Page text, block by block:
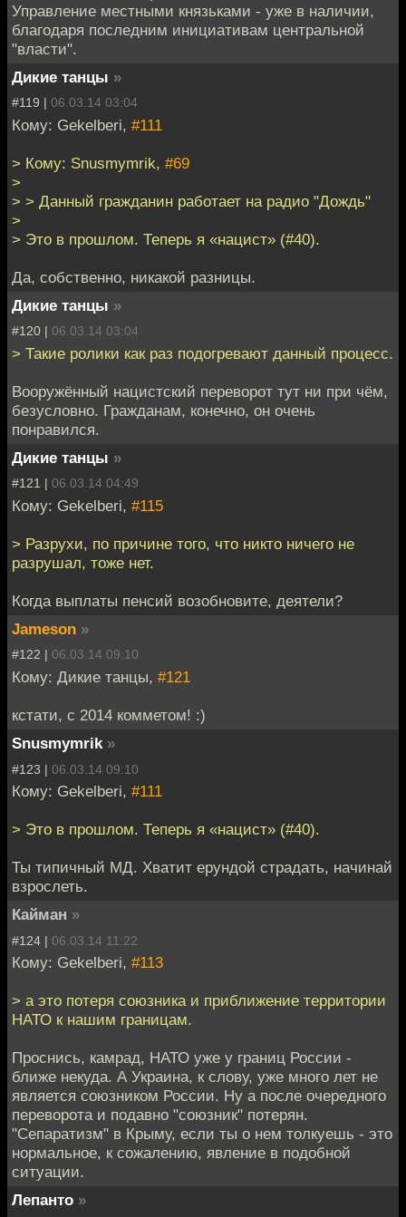
Управление местными князьками - уже в наличии,
благодаря последним инициативам центральной
"власти".
Дикие танцы »
#119 | 06.03.14 03:04
Кому: Gekelberi, #111
> Кому: Snusmymrik, #69
>
> > Данный гражданин работает на радио "Дождь"
>
> Это в прошлом. Теперь я «нацист» (#40).
Да, собственно, никакой разницы.
Дикие танцы »
#120 | 06.03.14 03:04
> Такие ролики как раз подогревают данный процесс.
Вооружённый нацистский переворот тут ни при чём,
безусловно. Гражданам, конечно, он очень
понравился.
Дикие танцы »
#121 | 06.03.14 04:49
Кому: Gekelberi, #115
> Разрухи, по причине того, что никто ничего не
разрушал, тоже нет.
Когда выплаты пенсий возобновите, деятели?
Jameson »
#122 | 06.03.14 09:10
Кому: Дикие танцы, #121
кстати, с 2014 комметом! :)
Snusmymrik »
#123 | 06.03.14 09:10
Кому: Gekelberi, #111
> Это в прошлом. Теперь я «нацист» (#40).
Ты типичный МД. Хватит ерундой страдать, начинай
взрослеть.
Кайман »
#124 | 06.03.14 11:22
Кому: Gekelberi, #113
> а это потеря союзника и приближение территории
НАТО к нашим границам.
Проснись, камрад, НАТО уже у границ России -
ближе некуда. А Украина, к слову, уже много лет не
является союзником России. Ну а после очередного
переворота и подавно "союзник" потерян.
"Сепаратизм" в Крыму, если ты о нем толкуешь - это
нормальное, к сожалению, явление в подобной
ситуации.
Лепанто »